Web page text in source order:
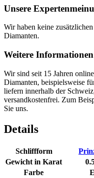
Unsere
Wir haben keine
Diamanten.
Weitere Informationen
Wir sind seit 15 Jahren
Diamanten, beispielsweise
liefern innerhalb der
versandkostenfrei. Zum
Sie uns.
Details
Schliffform
Gewicht in Karat
Farbe
E